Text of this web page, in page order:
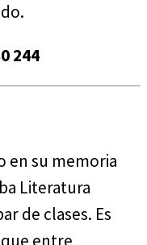
244
en su memoria
Literatura
de clases. Es